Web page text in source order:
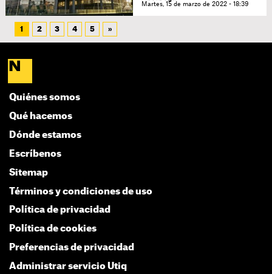
Martes, 15 de marzo de 2022 - 18:39
1 2 3 4 5 »
Quiénes somos
Qué hacemos
Dónde estamos
Escríbenos
Sitemap
Términos y condiciones de uso
Política de privacidad
Política de cookies
Preferencias de privacidad
Administrar servicio Utiq